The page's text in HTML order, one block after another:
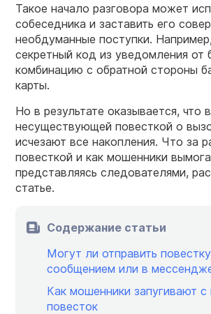
Такое начало разговора может
собеседника и заставить его
необдуманные поступки.
секретный код из уведомления от
комбинацию с обратной стороны
карты.
Но в результате оказывается, что
несуществующей повесткой о
исчезают все накопления. Что за
повесткой и как мошенники
представляясь следователями,
статье.
Содержание статьи
Могут ли отправить
сообщением или в
Как мошенники запугивают
повесток